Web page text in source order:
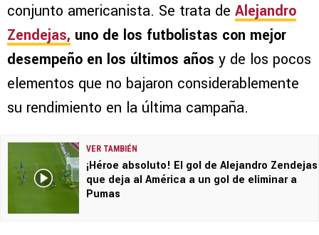
conjunto americanista. Se trata de Alejandro
Zendejas, uno de los futbolistas con mejor
desempeño en los últimos años y de los pocos
elementos que no bajaron considerablemente
su rendimiento en la última campaña.
VER TAMBIÉN
¡Héroe absoluto! El gol de Alejandro Zendejas
que deja al América a un gol de eliminar a
Pumas